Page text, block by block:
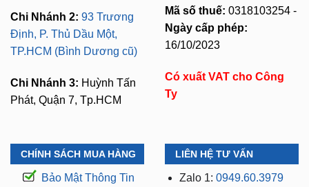
Chi Nhánh 2: 93 Trương
Định, P. Thủ Dầu Một,
TP.HCM (Bình Dương cũ)
Chi Nhánh 3: Huỳnh Tấn
Phát, Quận 7, Tp.HCM
Mã số thuế: 0318103254 -
Ngày cấp phép:
16/10/2023
Có xuất VAT cho Công
Ty
CHÍNH SÁCH MUA HÀNG
Bảo Mật Thông Tin
LIÊN HỆ TƯ VẤN
Zalo 1: 0949.60.3979